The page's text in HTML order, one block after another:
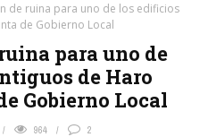
de ruina para uno de los edificios
de Gobierno Local
para uno de
de Haro
Gobierno Local
964 2